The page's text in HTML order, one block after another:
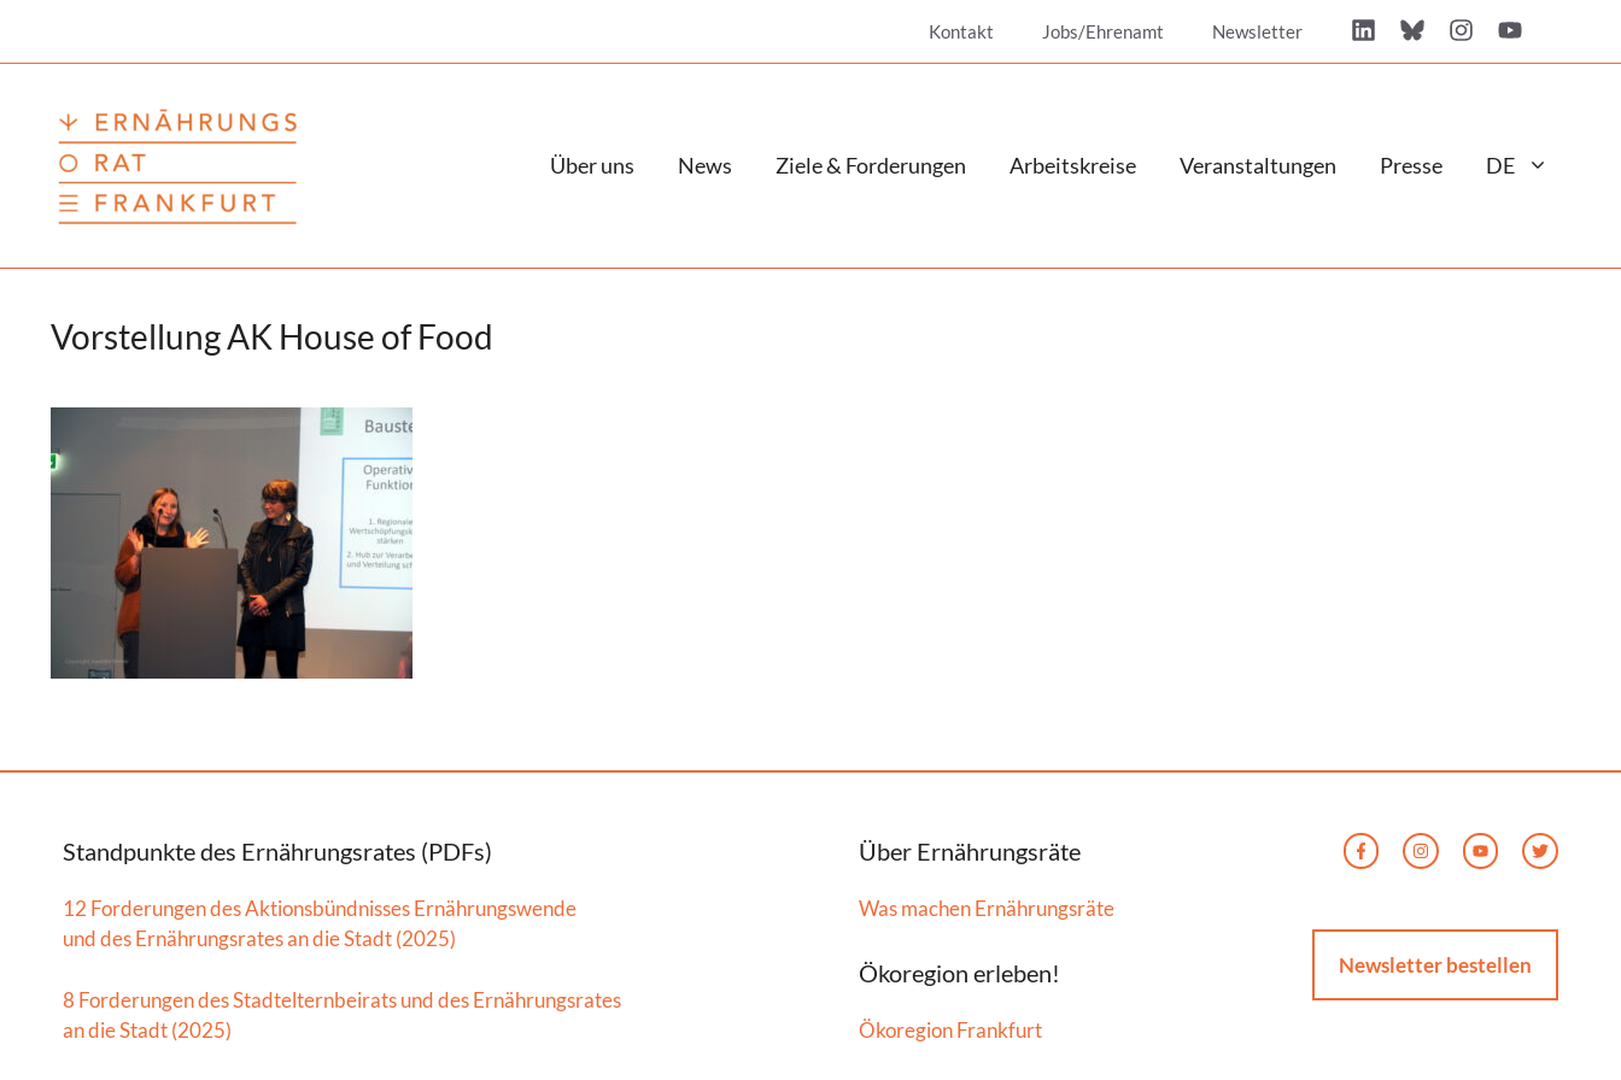
Kontakt Jobs/Ehrenamt Newsletter
Über uns News Ziele & Forderungen Arbeitskreise Veranstaltungen Presse DE
Vorstellung AK House of Food
Standpunkte des Ernährungsrates (PDFs)
12 Forderungen des Aktionsbündnisses Ernährungswende
und des Ernährungsrates an die Stadt (2025)
8 Forderungen des Stadtelternbeirats und des Ernährungsrates
an die Stadt (2025)
Über Ernährungsräte
Was machen Ernährungsräte
Ökoregion erleben!
Ökoregion Frankfurt
Newsletter bestellen